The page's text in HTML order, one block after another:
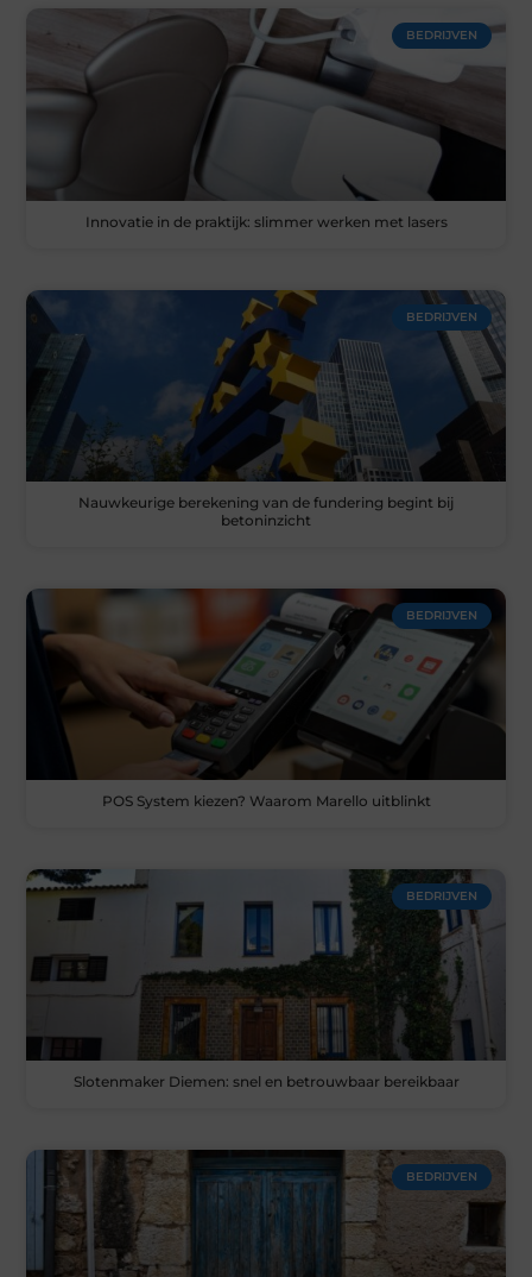
BEDRIJVEN
Innovatie in de praktijk: slimmer werken met lasers
BEDRIJVEN
Nauwkeurige berekening van de fundering begint bij
betoninzicht
BEDRIJVEN
POS System kiezen? Waarom Marello uitblinkt
BEDRIJVEN
Slotenmaker Diemen: snel en betrouwbaar bereikbaar
BEDRIJVEN